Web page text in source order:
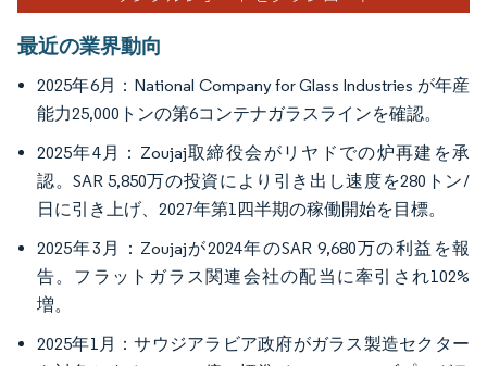
最近の業界動向
2025年6月：National Company for Glass Industries が年産
能力25,000トンの第6コンテナガラスラインを確認。
2025年4月：Zoujaj取締役会がリヤドでの炉再建を承
認。SAR 5,850万の投資により引き出し速度を280トン/
日に引き上げ、2027年第1四半期の稼働開始を目標。
2025年3月：Zoujajが2024年のSAR 9,680万の利益を報
告。フラットガラス関連会社の配当に牽引され102%
増。
2025年1月：サウジアラビア政府がガラス製造セクター